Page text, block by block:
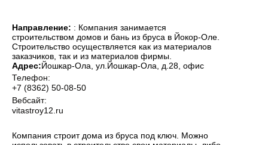
Направление: : Компания занимается
строительством домов и бань из бруса в Йокор-Оле.
Строительство осуществляется как из материалов
заказчиков, так и из материалов фирмы.
Адрес:Йошкар-Ола , ул.Йошкар-Ола, д.28, офис
Телефон:
+7 (8362) 50-08-50
Вебсайт:
vitastroy12.ru
Компания строит дома из бруса под ключ. Можно